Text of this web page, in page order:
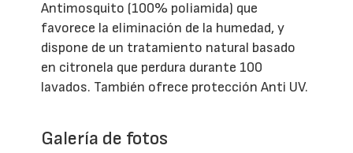
Antimosquito (100% poliamida) que
favorece la eliminación de la humedad, y
dispone de un tratamiento natural basado
en citronela que perdura durante 100
lavados. También ofrece protección Anti UV.
Galería de fotos